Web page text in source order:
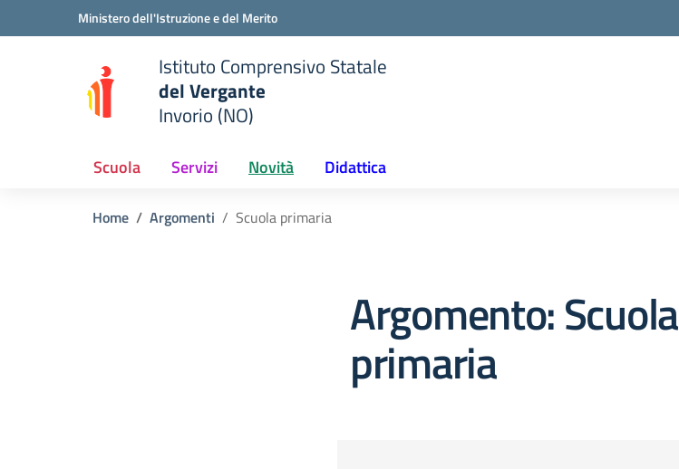
Vai ai contenuti
Vai al menu di navigazioneMinistero dell'Istruzione e del Merito
scuola
Istituto Comprensivo Statale
del Vergante
Invorio (NO)
Scuola Servizi Novità Didattica
Home Argomenti Scuola primaria
Argomento: Scuola
primaria